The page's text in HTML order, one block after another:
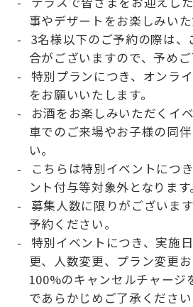
事やデザートをお楽しみいた
3名様以下のご予約の際は、
合がございますので、予めご
特別プランにつき、オンラ
をお願いいたします。
お酒をお楽しみいただくイ
車でのご来場やお子様の同
い。
こちらは特別イベントにつ
ント付与等対象外となります。
募集人数に限りがございま
予約ください。
特別イベントにつき、実施
更、人数変更、プラン変更
100%のキャンセルチャージ
であらかじめご了承ください